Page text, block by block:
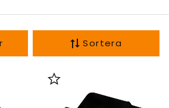
Sortera
Lägg till i favoriter